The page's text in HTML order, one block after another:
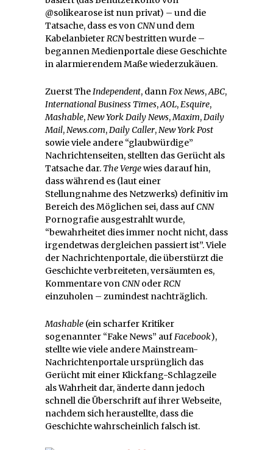
@solikearose ist nun privat) – und die
Tatsache, dass es vonCNNund dem
KabelanbieterRCNbestritten wurde –
begannen Medienportale diese Geschichte
in alarmierendem Maße wiederzukäuen.
Zuerst TheIndependent, dannFox News,ABC,
International Business Times,AOL,Esquire,
Mashable,New York Daily News,Maxim,Daily
Mail,News.com,Daily Caller,New York Post
sowie viele andere “glaubwürdige”
Nachrichtenseiten, stellten das Gerücht als
Tatsache dar. The Vergewies darauf hin,
dass während es (laut einer
Stellungnahme des Netzwerks) definitiv im
Bereich des Möglichen sei, dass aufCNN
Pornografie ausgestrahlt wurde,
“bewahrheitet dies immer nocht nicht, dass
irgendetwas dergleichen passiert ist”. Viele
der Nachrichtenportale, die überstürzt die
Geschichte verbreiteten, versäumten es,
Kommentare vonCNNoderRCN
einzuholen – zumindest nachträglich.
Mashable (ein scharfer Kritiker
sogenannter “Fake News” aufFacebook),
stellte wie viele andere Mainstream-
Nachrichtenportale ursprünglich das
Gerücht mit einer Klickfang-Schlagzeile
als Wahrheit dar, änderte dann jedoch
schnell die Überschrift auf ihrer Webseite,
nachdem sich heraustellte, dass die
Geschichte wahrscheinlich falsch ist.